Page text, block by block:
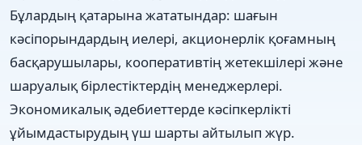
Бұлардың қатарына жататындар: шағын
кәсіпорындардың иелері, акционерлік қоғамның
басқарушылары, кооперативтің жетекшілері және
шаруалық бірлестіктердің менеджерлері.
Экономикалық әдебиеттерде кәсіпкерлікті
ұйымдастырудың үш шарты айтылып жүр.